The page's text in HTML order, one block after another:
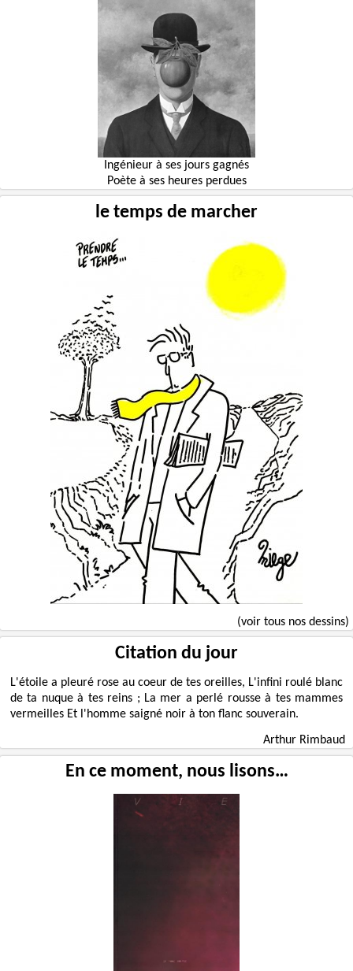
Ingénieur à ses jours gagnés
Poète à ses heures perdues
le temps de marcher
(voir tous nos dessins)
Citation du jour
L'étoile a pleuré rose au coeur de tes oreilles, L'infini roulé blanc
de ta nuque à tes reins ; La mer a perlé rousse à tes mammes
vermeilles Et l'homme saigné noir à ton flanc souverain.
Arthur Rimbaud
En ce moment, nous lisons…